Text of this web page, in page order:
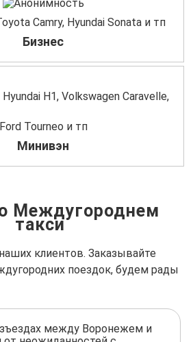
Camry, Hyundai Sonata и тп
Бизнес
Hyundai H1, Volkswagen Caravelle,
Ford Tourneo и тп
Минивэн
Междугороднем
такси
клиентов. Заказывайте
поездок, будем рады
между Воронежем и